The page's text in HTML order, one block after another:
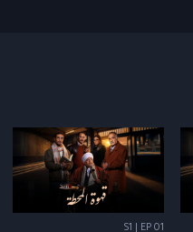
S1 | EP 01